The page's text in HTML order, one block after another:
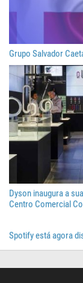
Grupo Salvador
Dyson inaugura a
Centro Comercial
Spotify está agora